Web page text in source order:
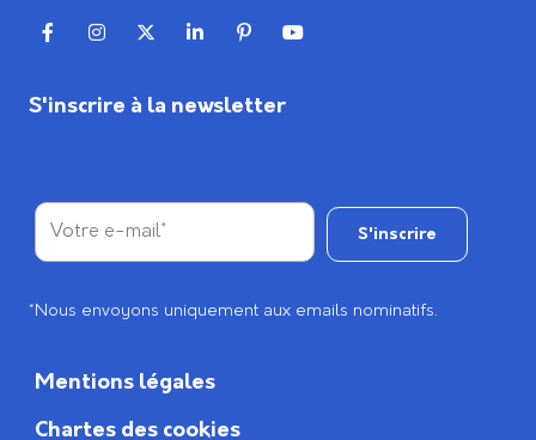
S'inscrire à la newsletter
*Nous envoyons uniquement aux emails nominatifs.
Mentions légales
Chartes des cookies